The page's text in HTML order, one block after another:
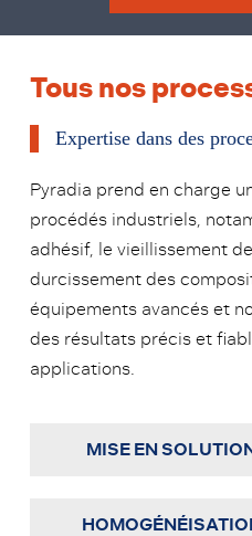
Tous nos
Expertise dans des
Pyradia prend en charge
procédés industriels,
adhésif, le vieillissement
durcissement des
équipements avancés et
des résultats précis et
applications.
MISE EN